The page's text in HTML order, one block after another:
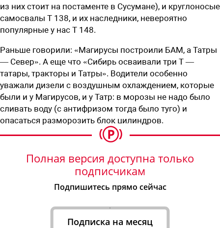
из них стоит на постаменте в Сусумане), и круглоносые
самосвалы T 138, и их наследники, невероятно
популярные у нас T 148.
Раньше говорили: «Магирусы построили БАМ, а Татры
— Север». А еще что «Сибирь осваивали три Т —
татары, тракторы и Татры». Водители особенно
уважали дизели с воздушным охлаждением, которые
были и у Магирусов, и у Татр: в морозы не надо было
сливать воду (с антифризом тогда было туго) и
опасаться разморозить блок цилиндров.
Полная версия доступна только
подписчикам
Подпишитесь прямо сейчас
Подписка на месяц